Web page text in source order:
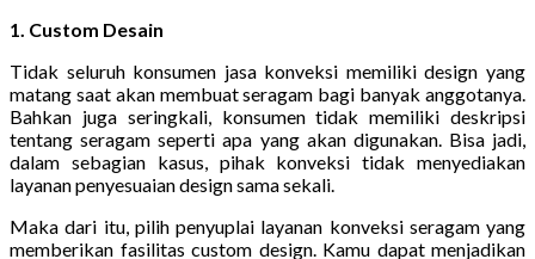
1. Custom Desain
Tidak seluruh konsumen jasa konveksi memiliki design yang
matang saat akan membuat seragam bagi banyak anggotanya.
Bahkan juga seringkali, konsumen tidak memiliki deskripsi
tentang seragam seperti apa yang akan digunakan. Bisa jadi,
dalam sebagian kasus, pihak konveksi tidak menyediakan
layanan penyesuaian design sama sekali.
Maka dari itu, pilih penyuplai layanan konveksi seragam yang
memberikan fasilitas custom design. Kamu dapat menjadikan